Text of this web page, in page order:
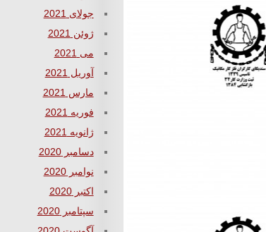
جولای 2021
ژوئن 2021
می 2021
آوریل 2021
مارس 2021
فوریه 2021
ژانویه 2021
دسامبر 2020
نوامبر 2020
اکتبر 2020
سپتامبر 2020